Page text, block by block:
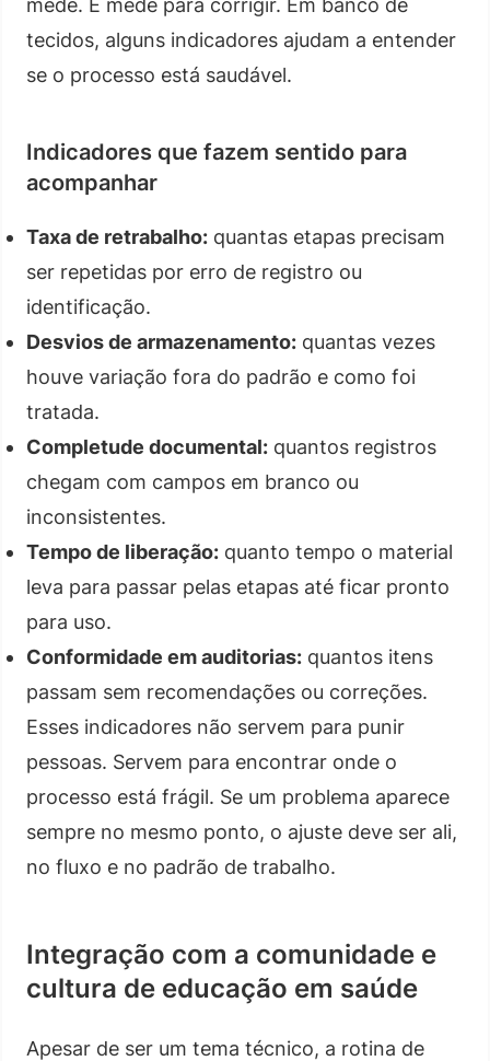
mede. E mede para corrigir. Em banco de
tecidos, alguns indicadores ajudam a entender
se o processo está saudável.
Indicadores que fazem sentido para
acompanhar
Taxa de retrabalho: quantas etapas precisam
ser repetidas por erro de registro ou
identificação.
Desvios de armazenamento: quantas vezes
houve variação fora do padrão e como foi
tratada.
Completude documental: quantos registros
chegam com campos em branco ou
inconsistentes.
Tempo de liberação: quanto tempo o material
leva para passar pelas etapas até ficar pronto
para uso.
Conformidade em auditorias: quantos itens
passam sem recomendações ou correções.
Esses indicadores não servem para punir
pessoas. Servem para encontrar onde o
processo está frágil. Se um problema aparece
sempre no mesmo ponto, o ajuste deve ser ali,
no fluxo e no padrão de trabalho.
Integração com a comunidade e
cultura de educação em saúde
Apesar de ser um tema técnico, a rotina de